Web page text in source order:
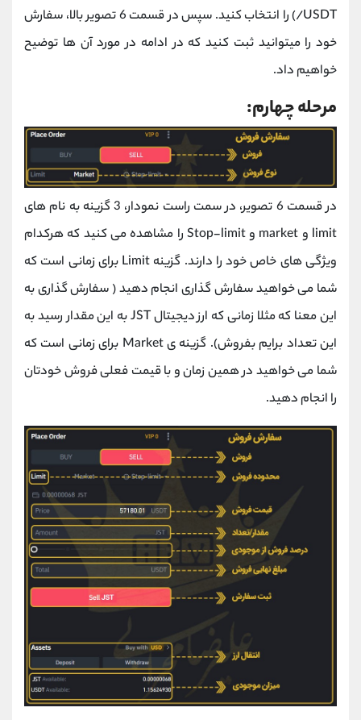
/USDT) را انتخاب کنید. سپس در قسمت 6 تصویر بالا، سفارش
خود را میتوانید ثبت کنید که در ادامه در مورد آن ها توضیح
خواهیم داد.
مرحله چهارم:
در قسمت 6 تصویر، در سمت راست نمودار، 3 گزینه به نام های
limit و market و Stop-limit را مشاهده می کنید که هرکدام
ویژگی های خاص خود را دارند. گزینه Limit برای زمانی است که
شما می خواهید سفارش گذاری انجام دهید ( سفارش گذاری به
این معنا که مثلا زمانی که ارز دیجیتال JST به این مقدار رسید به
این تعداد برایم بفروش). گزینه ی Market برای زمانی است که
شما می خواهید در همین زمان و با قیمت فعلی فروش خودتان
را انجام دهید.